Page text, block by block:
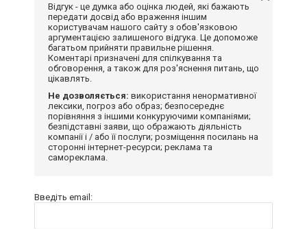
Відгук - це думка або оцінка людей, які бажають
передати досвід або враження іншим
користувачам нашого сайту з обов'язковою
аргументацією залишеного відгука. Це допоможе
багатьом прийняти правильне рішення.
Коментарі призначені для спілкування та
обговорення, а також для роз'яснення питань, що
цікавлять.
Не дозволяється: використання ненормативної
лексики, погроз або образ; безпосереднє
порівняння з іншими конкуруючими компаніями;
безпідставні заяви, що ображають діяльність
компанії і / або її послуги; розміщення посилань на
сторонні інтернет-ресурси; реклама та
самореклама.
Введіть email: